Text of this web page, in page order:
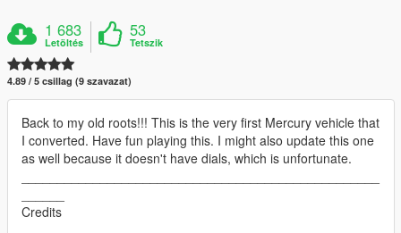
1 683
Letöltés
53
Tetszik
4.89 / 5 csillag (9 szavazat)
Back to my old roots!!! This is the very first Mercury vehicle that
I converted. Have fun playing this. I might also update this one
as well because it doesn't have dials, which is unfortunate.
Credits